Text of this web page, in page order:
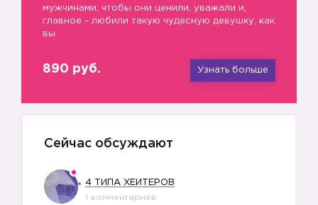
мужчинами, чтобы они ценили, уважали и,
главное - любили такую чудесную девушку, как
вы.
890 руб. Узнать больше
Сейчас обсуждают
4 ТИПА ХЕЙТЕРОВ
1 комментариев